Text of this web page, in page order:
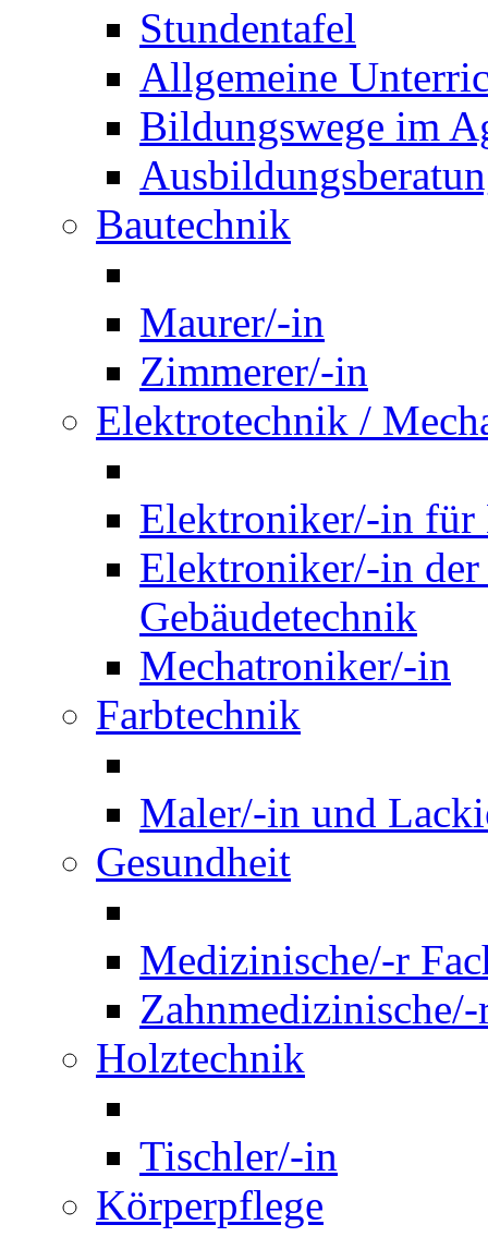
Stundentafel
Allgemeine
Bildungswege im
Bautechnik
Maurer/-in
Zimmerer/-in
Elektrotechnik /
Elektroniker/-in für
Elektroniker/-in
Gebäudetechnik
Mechatroniker/-in
Farbtechnik
Maler/-in und
Gesundheit
Medizinische/-r
Holztechnik
Tischler/-in
Körperpflege